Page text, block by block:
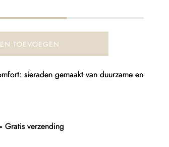
TOEVOEGEN
sieraden gemaakt van duurzame en
verzending